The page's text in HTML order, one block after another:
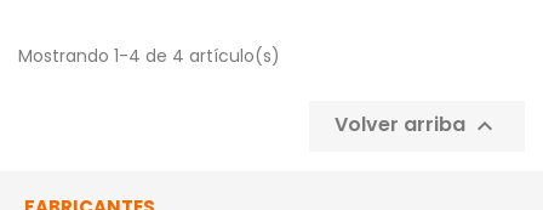
Mostrando 1-4 de 4 artículo(s)
Volver arriba 